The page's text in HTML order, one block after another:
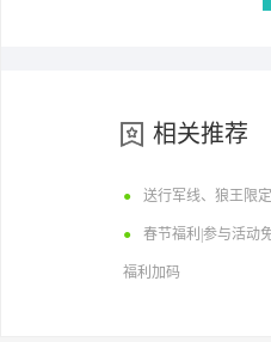
相关推荐
● 送行军线、狼王限
● 春节福利|参与活动
福利加码